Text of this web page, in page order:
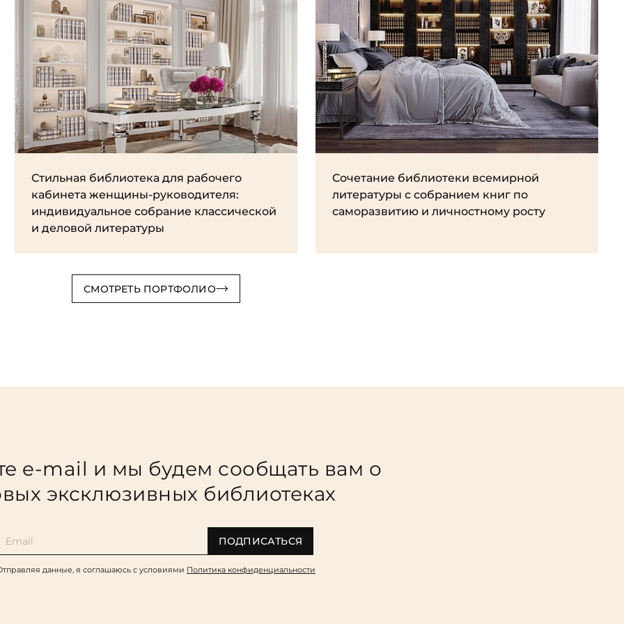
Стильная библиотека для рабочего
кабинета женщины-руководителя:
индивидуальное собрание классической
и деловой литературы
Сочетание библиотеки всемирной
литературы с собранием книг по
саморазвитию и личностному росту
СМОТРЕТЬ ПОРТФОЛИО
e-mail и мы будем сообщать вам о
эксклюзивных библиотеках
ПОДПИСАТЬСЯ
данные, я соглашаюсь c условиями Политика конфиденциальности